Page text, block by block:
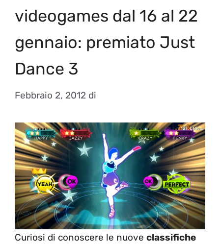
videogames dal 16 al 22
gennaio: premiato Just
Dance 3
Febbraio 2, 2012 di
Curiosi di conoscere le nuove classifiche